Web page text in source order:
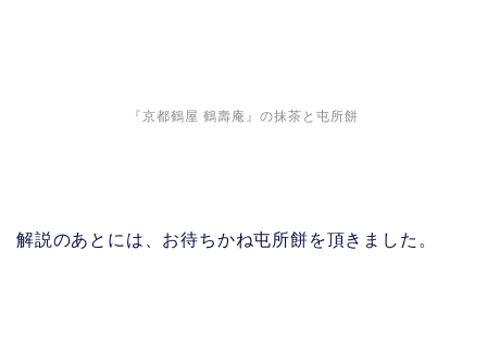
『京都鶴屋 鶴壽庵』の抹茶と屯所餅
解説のあとには、お待ちかね屯所餅を頂きました。